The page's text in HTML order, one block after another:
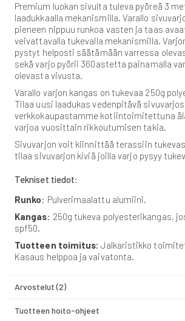
Premium luokan sivulta tuleva pyöreä 3
laadukkaalla mekanismilla. Varallo
pieneen nippuu runkoa vasten ja taas
veivattavalla tukevalla mekanismilla.
pystyt helposti säätämään varressa
sekä varjo pyörii 360astetta painamalla
olevasta vivusta.
Varallo varjon kangas on tukevaa 250g
Tilaa uusi laadukas vedenpitävä
verkkokaupastamme kotiintoimitettuna
varjoa vuosittain rikkoutumisen takia.
Sivuvarjon voit kiinnittää terassiin
tilaa sivuvarjon kiviä joilla varjo pysyy
Tekniset tiedot:
Runko: Pulverimaalattu alumiini.
Kangas: 250g tukeva polyesterikangas,
spf50.
Tuotteen toimitus: Jalkaristikko
Kasaus helppoa ja vaivatonta.
Arvostelut 2
Tuotteen hoito-ohjeet